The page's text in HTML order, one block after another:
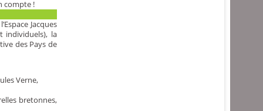
compte !
Jacques
individuels), la
des Pays de
Verne,
bretonnes,